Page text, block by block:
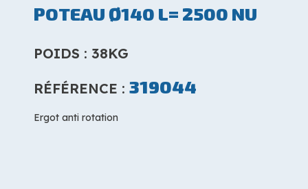
POTEAU Ø140 L= 2500 NU
POIDS : 38KG
RÉFÉRENCE : 319044
Ergot anti rotation